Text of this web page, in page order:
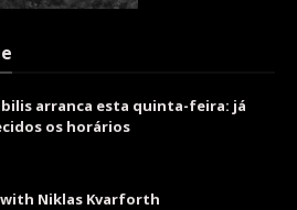
arranca esta quinta-feira: já
os horários
Niklas Kvarforth